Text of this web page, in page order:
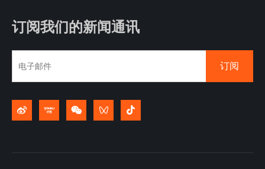
订阅我们的新闻通讯
订阅